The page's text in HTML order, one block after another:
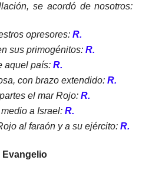
se acordó de nosotros:
opresores: R.
sus primogénitos: R.
aquel país: R.
con brazo extendido: R.
el mar Rojo: R.
a Israel: R.
al faraón y a su ejército: R.
Evangelio